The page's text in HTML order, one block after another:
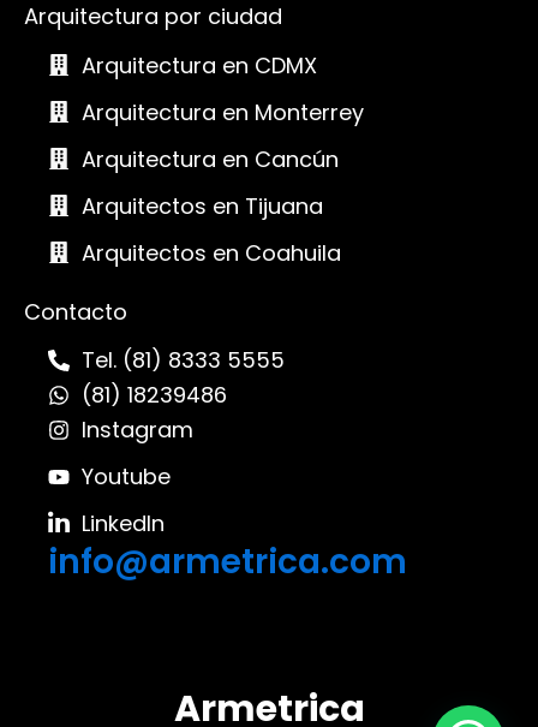
Arquitectura por ciudad
Arquitectura en CDMX
Arquitectura en Monterrey
Arquitectura en Cancún
Arquitectos en Tijuana
Arquitectos en Coahuila
Contacto
Tel. (81) 8333 5555
(81) 18239486
Instagram
Youtube
LinkedIn
info@armetrica.com
Armetrica